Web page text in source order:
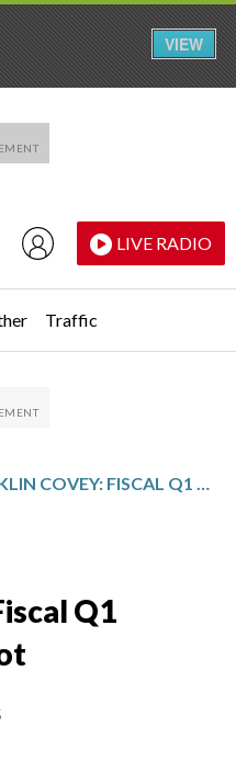
LIVE RADIO
Traffic
FRANKLIN COVEY: FISCAL Q1 EARNINGS SNAPSHOT
Q1
VIEW